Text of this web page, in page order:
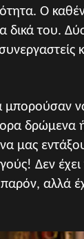
Ο
δικά του.
μπορούσαν
δρώμενα
μας
Δεν έχει
αλλά